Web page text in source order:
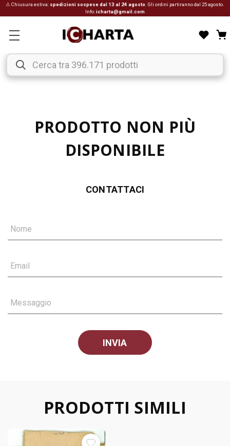
⚠ Chiusura estiva: spedizioni sospese dal 13 al 24 agosto . Gli ordini partiranno dal 25 agosto.
Info:icharta@gmail.com
PRODOTTO NON PIÙ
DISPONIBILE
CONTATTACI
Nome
Email
Messaggio
PRODOTTI SIMILI